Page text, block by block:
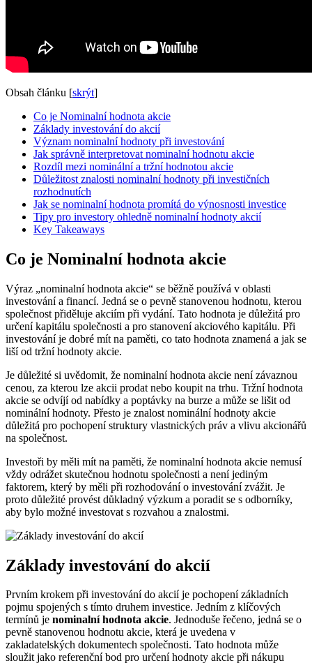
Obsah článku [skrýt]
Co je Nominalní hodnota akcie
Základy investování do akcií
Význam nominalní hodnoty při investování
Jak správně interpretovat nominalní hodnotu akcie
Rozdíl mezi nominální a tržní hodnotou akcie
Důležitost znalosti nominalní hodnoty při investičních
rozhodnutích
Jak se nominalní hodnota promítá do výnosnosti investice
Tipy pro investory ohledně nominalní hodnoty akcií
Key Takeaways
Co je Nominalní hodnota akcie
Výraz „nominalní hodnota akcie“ se běžně používá v oblasti
investování a financí. Jedná se o pevně stanovenou hodnotu, kterou
společnost přiděluje akciím při vydání. Tato hodnota je důležitá pro
určení kapitálu společnosti a pro stanovení akciového kapitálu. Při
investování je dobré mít na paměti, co tato hodnota znamená a jak se
liší od tržní hodnoty akcie.
Je důležité si uvědomit, že nominalní hodnota akcie není závaznou
cenou, za kterou lze akcii prodat nebo koupit na trhu. Tržní hodnota
akcie se odvíjí od nabídky a poptávky na burze a může se lišit od
nominální hodnoty. Přesto je znalost nominální hodnoty akcie
důležitá pro pochopení struktury vlastnických práv a vlivu akcionářů
na společnost.
Investoři by měli mít na paměti, že nominalní hodnota akcie nemusí
vždy odrážet skutečnou hodnotu společnosti a není jediným
faktorem, který by měli při rozhodování o investování zvážit. Je
proto důležité provést důkladný výzkum a poradit se s odborníky,
aby bylo možné investovat s rozvahou a znalostmi.
Základy investování do akcií
Prvním krokem při investování do akcií je pochopení základních
pojmu spojených s tímto druhem investice. Jedním z klíčových
termínů je nominalní hodnota akcie. Jednoduše řečeno, jedná se o
pevně stanovenou hodnotu akcie, která je uvedena v
zakladatelských dokumentech společnosti. Tato hodnota může
sloužit jako referenční bod pro určení hodnoty akcie při nákupu